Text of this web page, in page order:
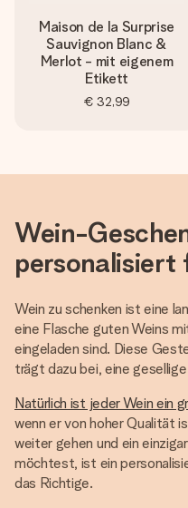
Maison de la Surprise
Sauvignon Blanc &
Merlot - mit eigenem
Etikett
€ 32,99
Wein-
personalisiert
Wein zu schenken ist eine
eine Flasche guten Weins
eingeladen sind. Diese
trägt dazu bei, eine
Natürlich ist jeder Wein ein
wenn er von hoher Qualität
weiter gehen und ein
möchtest, ist ein
das Richtige.